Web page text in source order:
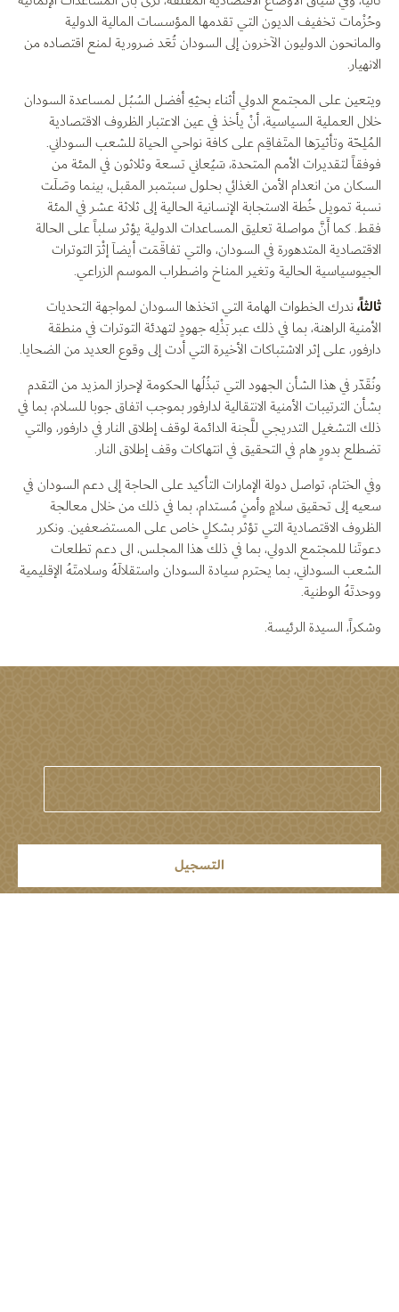
وحُزْمات تخفيف الديون التي تقدمها المؤسسات المالية الدولية
والمانحون الدوليون الآخرون إلى السودان تُعَد ضرورية لمنع اقتصاده من
الانهيار.
ويتعين على المجتمع الدولي أثناء بحثِهِ أفضل السُبُل لمساعدة السودان
خلال العملية السياسية، أنْ يأخذ في عين الاعتبار الظروف الاقتصادية
المُلِحّة وتأثيرَها المتَفاقِم على كافة نواحي الحياة للشعب السوداني.
فوفقاً لتقديرات الأمم المتحدة، سَيُعاني تسعة وثلاثون في المئة من
السكان من انعدام الأمن الغذائي بحلول سبتمبر المقبل، بينما وصَلَت
نسبة تمويل خُطة الاستجابة الإنسانية الحالية إلى ثلاثة عشر في المئة
فقط. كما أَنَّ مواصلة تعليق المساعدات الدولية يؤثر سلباً على الحالة
الاقتصادية المتدهورة في السودان، والتي تفاقَمَت أيضاَ إثْرَ التوترات
الجيوسياسية الحالية وتغير المناخ واضطراب الموسم الزراعي.
ثالثاً،ندرك الخطوات الهامة التي اتخذها السودان لمواجهة التحديات
الأمنية الراهنة، بما في ذلك عبر بَذْلِه جهودٍ لتهدئة التوترات في منطقة
دارفور، على إثر الاشتباكات الأخيرة التي أدت إلى وقوع العديد من الضحايا.
ونُقَدّر في هذا الشأن الجهود التي تبذُلُها الحكومة لإحراز المزيد من التقدم
بشأن الترتيبات الأمنية الانتقالية لدارفور بموجب اتفاق جوبا للسلام، بما في
ذلك التشغيل التدريجي للَّجنة الدائمة لوقف إطلاق النار في دارفور، والتي
تضطلع بدورٍ هام في التحقيق في انتهاكات وقف إطلاق النار.
وفي الختام، تواصل دولة الإمارات التأكيد على الحاجة إلى دعم السودان في
سعيه إلى تحقيق سلامٍ وأمنٍ مُستدام، بما في ذلك من خلال معالجة
الظروف الاقتصادية التي تؤثر بشكلٍ خاص على المستضعفين. ونكرر
دعوتَنا للمجتمع الدولي، بما في ذلك هذا المجلس، الى دعم تطلعات
الشعب السوداني، بما يحترم سيادة السودان واستقلالَهُ وسلامتَهُ الإقليمية
ووحدتَهُ الوطنية.
وشكراً، السيدة الرئيسة.